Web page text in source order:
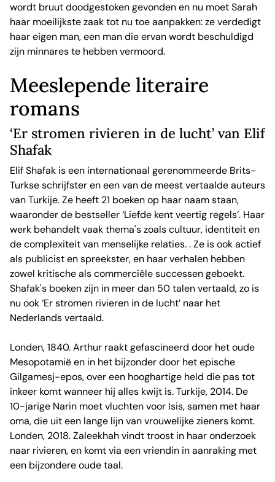
wordt bruut doodgestoken gevonden en nu moet Sarah
haar moeilijkste zaak tot nu toe aanpakken: ze verdedigt
haar eigen man, een man die ervan wordt beschuldigd
zijn minnares te hebben vermoord.
Meeslepende literaire
romans
‘Er stromen rivieren in de lucht’ van Elif
Shafak
Elif Shafak is een internationaal gerenommeerde Brits-
Turkse schrijfster en een van de meest vertaalde auteurs
van Turkije. Ze heeft 21 boeken op haar naam staan,
waaronder de bestseller ‘Liefde kent veertig regels’. Haar
werk behandelt vaak thema's zoals cultuur, identiteit en
de complexiteit van menselijke relaties. . Ze is ook actief
als publicist en spreekster, en haar verhalen hebben
zowel kritische als commerciële successen geboekt.
Shafak's boeken zijn in meer dan 50 talen vertaald, zo is
nu ook ‘Er stromen rivieren in de lucht’ naar het
Nederlands vertaald.
Londen, 1840. Arthur raakt gefascineerd door het oude
Mesopotamië en in het bijzonder door het epische
Gilgamesj-epos, over een hooghartige held die pas tot
inkeer komt wanneer hij alles kwijt is. Turkije, 2014. De
10-jarige Narin moet vluchten voor Isis, samen met haar
oma, die uit een lange lijn van vrouwelijke zieners komt.
Londen, 2018. Zaleekhah vindt troost in haar onderzoek
naar rivieren, en komt via een vriendin in aanraking met
een bijzondere oude taal.